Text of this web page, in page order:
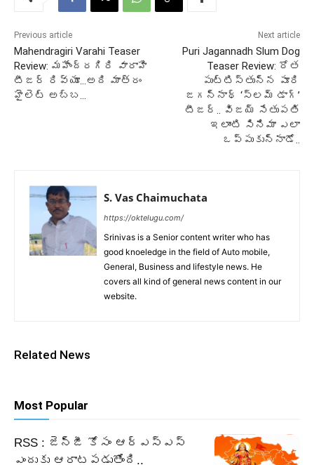
Previous article
Mahendragiri Varahi Teaser
Review: మహేంద్రగిరి వారాహి
టీజర్ రివ్యూ…అది మాత్రం
హైలెట్ అబ్బ…
Next article
Puri Jagannadh Slum Dog
Teaser Review: రోత
పుట్టిస్తున్న పూరి
జగన్నాథ్ ‘స్లమ్ డాగ్’
టీజర్.. విజయ్ సేతుపతి
ఇలాంటి సినిమా ఎలా
ఒప్పుకున్నాడో..
S. Vas Chaimuchata
https://oktelugu.com/
Srinivas is a Senior content writer who has
good knoeledge in the field of Auto mobile,
General, Business and lifestyle news. He
covers all kind of general news content in our
website.
Related News
Most Popular
RSS : జెన్‌జీ కోసం ఆర్‌ఎస్‌ఎస్‌
ఎందుకు ఆరాటపడుతోంది..